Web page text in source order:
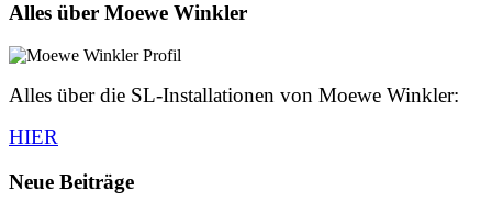
Alles über Moewe Winkler
Alles über die SL-Installationen von Moewe Winkler:
HIER
Neue Beiträge